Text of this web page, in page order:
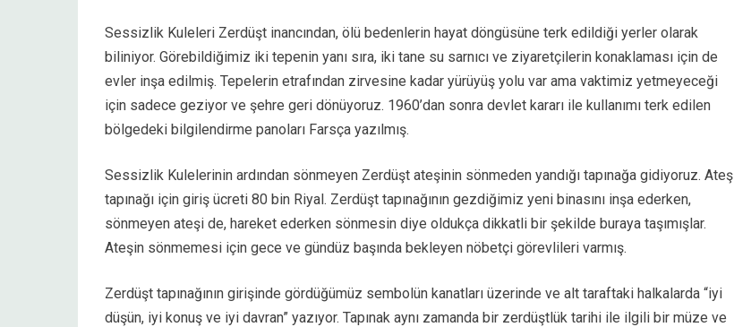
Sessizlik Kuleleri Zerdüşt inancından, ölü bedenlerin hayat döngüsüne terk edildiği yerler olarak
biliniyor. Görebildiğimiz iki tepenin yanı sıra, iki tane su sarnıcı ve ziyaretçilerin konaklaması için de
evler inşa edilmiş. Tepelerin etrafından zirvesine kadar yürüyüş yolu var ama vaktimiz yetmeyeceği
için sadece geziyor ve şehre geri dönüyoruz. 1960’dan sonra devlet kararı ile kullanımı terk edilen
bölgedeki bilgilendirme panoları Farsça yazılmış.
Sessizlik Kulelerinin ardından sönmeyen Zerdüşt ateşinin sönmeden yandığı tapınağa gidiyoruz. Ateş
tapınağı için giriş ücreti 80 bin Riyal. Zerdüşt tapınağının gezdiğimiz yeni binasını inşa ederken,
sönmeyen ateşi de, hareket ederken sönmesin diye oldukça dikkatli bir şekilde buraya taşımışlar.
Ateşin sönmemesi için gece ve gündüz başında bekleyen nöbetçi görevlileri varmış.
Zerdüşt tapınağının girişinde gördüğümüz sembolün kanatları üzerinde ve alt taraftaki halkalarda “iyi
düşün, iyi konuş ve iyi davran” yazıyor. Tapınak aynı zamanda bir zerdüştlük tarihi ile ilgili bir müze ve